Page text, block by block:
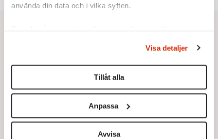
använda din data och i vilka syften.
Ta reda på mer om hur dina personliga uppgifter
Du kan ändra eller dra tillbaka ditt samtycke när som
helst från cookie-förklaringen.
Vi använder enhetsidentifierare för att anpassa innehållet
för sociala medier och analysera vår trafik. Vi
vidarebefordrar även sådana identifierare och annan
information från din enhet till de sociala medier och
Visa detaljer
Tillåt alla
Anpassa
Avvisa